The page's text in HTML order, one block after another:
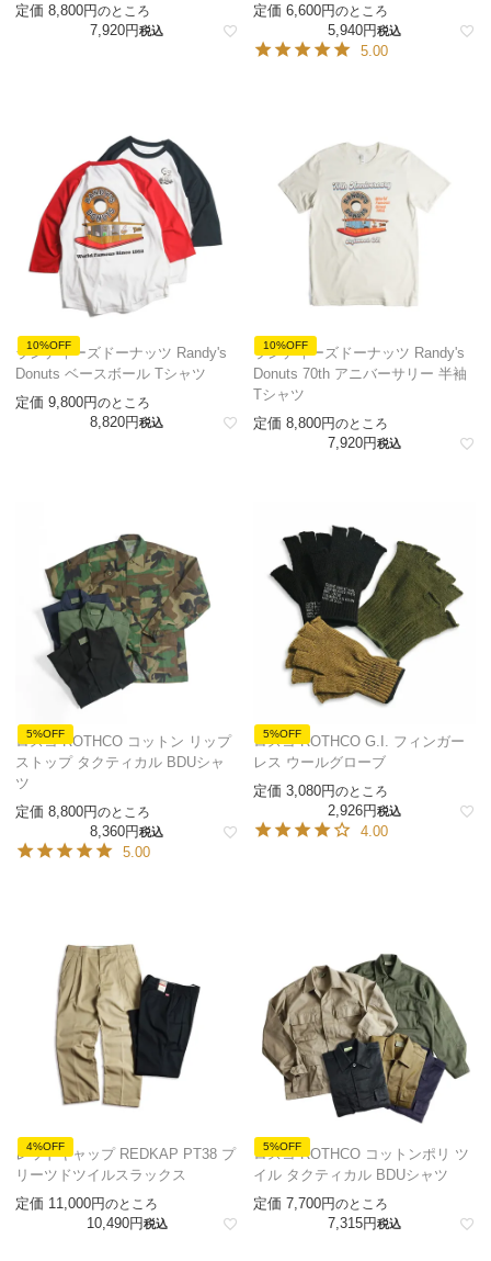
定価 8,800 のところ
7,920 税込
定価 6,600 のところ
5,940 税込
5.00
10%OFF
ランディーズドーナッツ Randy's
Donuts ベースボール Tシャツ
定価 9,800 のところ
8,820 税込
10%OFF
ランディーズドーナッツ Randy's
Donuts 70th アニバーサリー 半袖
Tシャツ
定価 8,800 のところ
7,920 税込
5%OFF
ロスコ ROTHCO コットン リップ
ストップ タクティカル BDUシャ
ツ
定価 8,800 のところ
8,360 税込
5.00
5%OFF
ロスコ ROTHCO G.I. フィンガー
レス ウールグローブ
定価 3,080 のところ
2,926 税込
4.00
4%OFF
レッドキャップ REDKAP PT38 プ
リーツドツイルスラックス
定価 11,000 のところ
10,490 税込
5%OFF
ロスコ ROTHCO コットンポリ ツ
イル タクティカル BDUシャツ
定価 7,700 のところ
7,315 税込